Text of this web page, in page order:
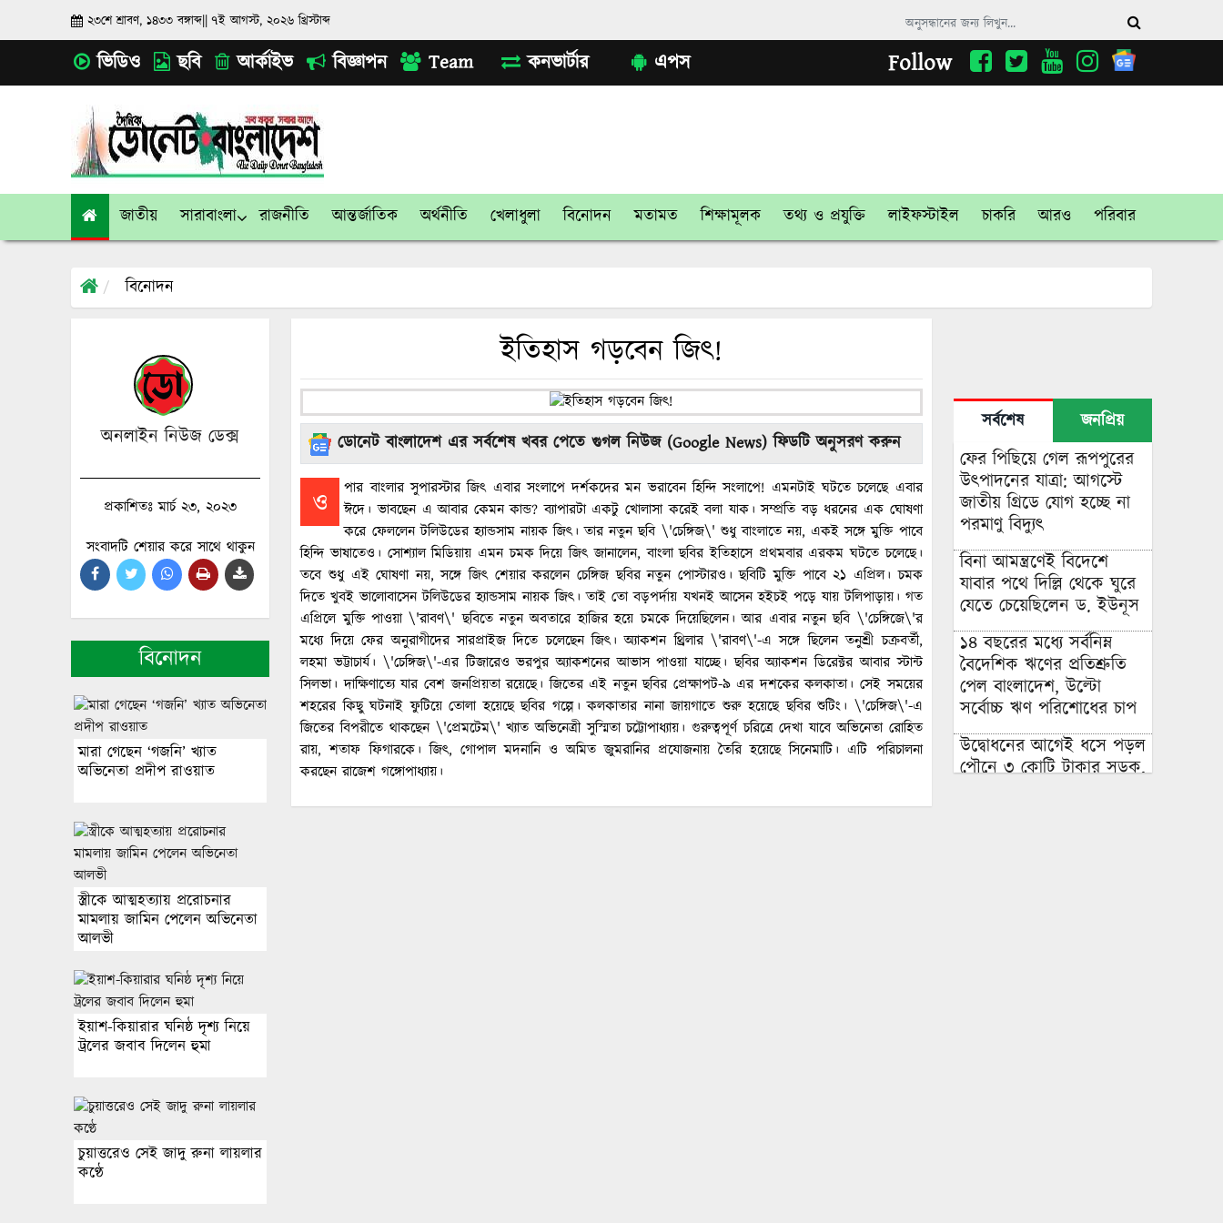
২৩শে শ্রাবণ, ১৪৩৩ বঙ্গাব্দ|| ৭ই আগস্ট, ২০২৬ খ্রিস্টাব্দ
ভিডিও ছবি আর্কাইভ বিজ্ঞাপন Team কনভার্টার এপস Follow
জাতীয় সারাবাংলা রাজনীতি আন্তর্জাতিক অর্থনীতি খেলাধুলা বিনোদন মতামত শিক্ষামূলক তথ্য ও প্রযুক্তি লাইফস্টাইল চাকরি আরও পরিবার
বিনোদন
অনলাইন নিউজ ডেক্স
প্রকাশিতঃ মার্চ ২৩, ২০২৩
সংবাদটি শেয়ার করে সাথে থাকুন
বিনোদন
মারা গেছেন ‘গজনি’ খ্যাত
অভিনেতা প্রদীপ রাওয়াত
স্ত্রীকে আত্মহত্যায় প্ররোচনার
মামলায় জামিন পেলেন অভিনেতা
আলভী
ইয়াশ-কিয়ারার ঘনিষ্ঠ দৃশ্য নিয়ে
ট্রলের জবাব দিলেন হুমা
চুয়াত্তরেও সেই জাদু রুনা লায়লার
কণ্ঠে
ইতিহাস গড়বেন জিৎ!
ডোনেট বাংলাদেশ এর সর্বশেষ খবর পেতে গুগল নিউজ (Google News) ফিডটি অনুসরণ করুন
ও
পার বাংলার সুপারস্টার জিৎ এবার সংলাপে দর্শকদের মন ভরাবেন হিন্দি সংলাপে! এমনটাই ঘটতে চলেছে এবার
ঈদে। ভাবছেন এ আবার কেমন কান্ড? ব্যাপারটা একটু খোলাসা করেই বলা যাক। সম্প্রতি বড় ধরনের এক ঘোষণা
করে ফেললেন টলিউডের হ্যান্ডসাম নায়ক জিৎ। তার নতুন ছবি \'চেঙ্গিজ\' শুধু বাংলাতে নয়, একই সঙ্গে মুক্তি পাবে
হিন্দি ভাষাতেও। সোশ্যাল মিডিয়ায় এমন চমক দিয়ে জিৎ জানালেন, বাংলা ছবির ইতিহাসে প্রথমবার এরকম ঘটতে চলেছে।
তবে শুধু এই ঘোষণা নয়, সঙ্গে জিৎ শেয়ার করলেন চেঙ্গিজ ছবির নতুন পোস্টারও। ছবিটি মুক্তি পাবে ২১ এপ্রিল। চমক
দিতে খুবই ভালোবাসেন টলিউডের হ্যান্ডসাম নায়ক জিৎ। তাই তো বড়পর্দায় যখনই আসেন হইচই পড়ে যায় টলিপাড়ায়। গত
এপ্রিলে মুক্তি পাওয়া \'রাবণ\' ছবিতে নতুন অবতারে হাজির হয়ে চমকে দিয়েছিলেন। আর এবার নতুন ছবি \'চেঙ্গিজে\'র
মধ্যে দিয়ে ফের অনুরাগীদের সারপ্রাইজ দিতে চলেছেন জিৎ। অ্যাকশন থ্রিলার \'রাবণ\'-এ সঙ্গে ছিলেন তনুশ্রী চক্রবর্তী,
লহমা ভট্টাচার্য। \'চেঙ্গিজ\'-এর টিজারেও ভরপুর অ্যাকশনের আভাস পাওয়া যাচ্ছে। ছবির অ্যাকশন ডিরেক্টর আবার স্টান্ট
সিলভা। দাক্ষিণাত্যে যার বেশ জনপ্রিয়তা রয়েছে। জিতের এই নতুন ছবির প্রেক্ষাপট-৯ এর দশকের কলকাতা। সেই সময়ের
শহরের কিছু ঘটনাই ফুটিয়ে তোলা হয়েছে ছবির গল্পে। কলকাতার নানা জায়গাতে শুরু হয়েছে ছবির শুটিং। \'চেঙ্গিজ\'-এ
জিতের বিপরীতে থাকছেন \'প্রেমটেম\' খ্যাত অভিনেত্রী সুস্মিতা চট্টোপাধ্যায়। গুরুত্বপূর্ণ চরিত্রে দেখা যাবে অভিনেতা রোহিত
রায়, শতাফ ফিগারকে। জিৎ, গোপাল মদনানি ও অমিত জুমরানির প্রযোজনায় তৈরি হয়েছে সিনেমাটি। এটি পরিচালনা
করছেন রাজেশ গঙ্গোপাধ্যায়।
সর্বশেষ জনপ্রিয়
ফের পিছিয়ে গেল রূপপুরের
উৎপাদনের যাত্রা: আগস্টে
জাতীয় গ্রিডে যোগ হচ্ছে না
পরমাণু বিদ্যুৎ
বিনা আমন্ত্রণেই বিদেশে
যাবার পথে দিল্লি থেকে ঘুরে
যেতে চেয়েছিলেন ড. ইউনূস
১৪ বছরের মধ্যে সর্বনিম্ন
বৈদেশিক ঋণের প্রতিশ্রুতি
পেল বাংলাদেশ, উল্টো
সর্বোচ্চ ঋণ পরিশোধের চাপ
উদ্বোধনের আগেই ধসে পড়ল
পৌনে ৩ কোটি টাকার সড়ক,